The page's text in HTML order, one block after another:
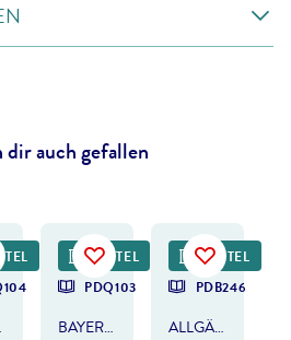
dir auch gefallen
HOTEL
PDQ103
BAYERISCHER WALD - WEGSCHEID
HOTEL
PDB246
ALLGÄU - EISENBERG